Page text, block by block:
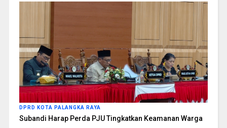
DPRD KOTA PALANGKA RAYA
Subandi Harap Perda PJU Tingkatkan Keamanan Warga